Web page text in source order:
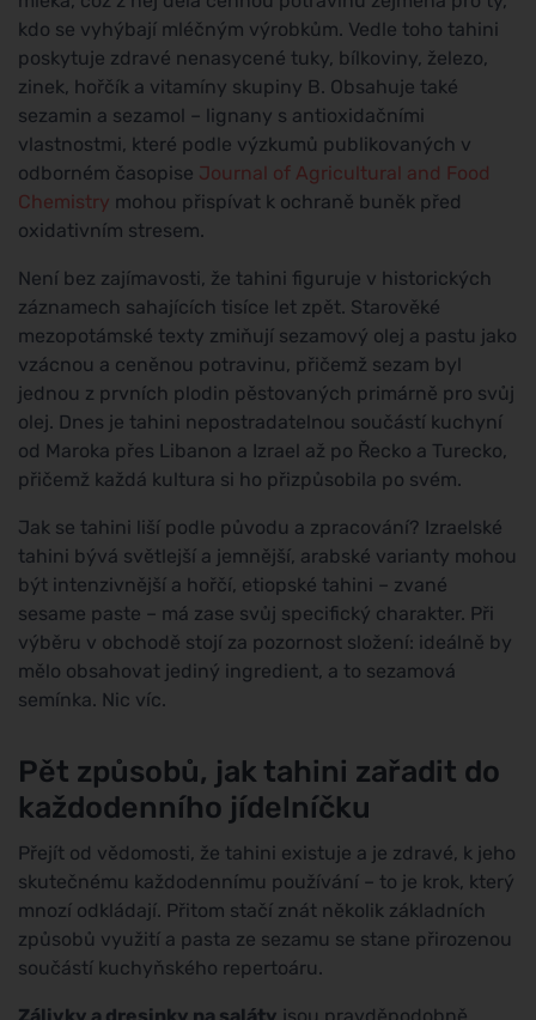
kdo se vyhýbají mléčným výrobkům. Vedle toho tahini
poskytuje zdravé nenasycené tuky, bílkoviny, železo,
zinek, hořčík a vitamíny skupiny B. Obsahuje také
sezamin a sezamol – lignany s antioxidačními
vlastnostmi, které podle výzkumů publikovaných v
odborném časopise Journal of Agricultural and Food
Chemistry mohou přispívat k ochraně buněk před
oxidativním stresem.
Není bez zajímavosti, že tahini figuruje v historických
záznamech sahajících tisíce let zpět. Starověké
mezopotámské texty zmiňují sezamový olej a pastu jako
vzácnou a ceněnou potravinu, přičemž sezam byl
jednou z prvních plodin pěstovaných primárně pro svůj
olej. Dnes je tahini nepostradatelnou součástí kuchyní
od Maroka přes Libanon a Izrael až po Řecko a Turecko,
přičemž každá kultura si ho přizpůsobila po svém.
Jak se tahini liší podle původu a zpracování? Izraelské
tahini bývá světlejší a jemnější, arabské varianty mohou
být intenzivnější a hořčí, etiopské tahini – zvané
sesame paste – má zase svůj specifický charakter. Při
výběru v obchodě stojí za pozornost složení: ideálně by
mělo obsahovat jediný ingredient, a to sezamová
semínka. Nic víc.
Pět způsobů, jak tahini zařadit do
každodenního jídelníčku
Přejít od vědomosti, že tahini existuje a je zdravé, k jeho
skutečnému každodennímu používání – to je krok, který
mnozí odkládají. Přitom stačí znát několik základních
způsobů využití a pasta ze sezamu se stane přirozenou
součástí kuchyňského repertoáru.
Zálivky a dresinky na saláty jsou pravděpodobně